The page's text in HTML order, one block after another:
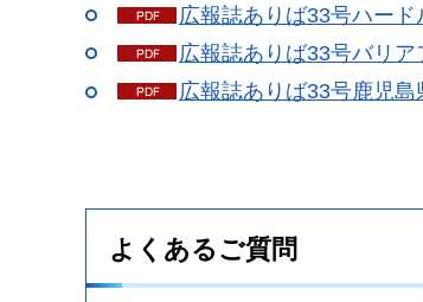
広報誌ありば33号ハード
広報誌ありば33号バリ
広報誌ありば33号鹿児島
よくあるご質問